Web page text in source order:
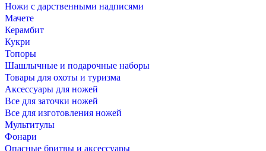
Ножи с дарственными надписями
Мачете
Керамбит
Кукри
Топоры
Шашлычные и подарочные наборы
Товары для охоты и туризма
Аксессуары для ножей
Все для заточки ножей
Все для изготовления ножей
Мультитулы
Фонари
Опасные бритвы и аксессуары